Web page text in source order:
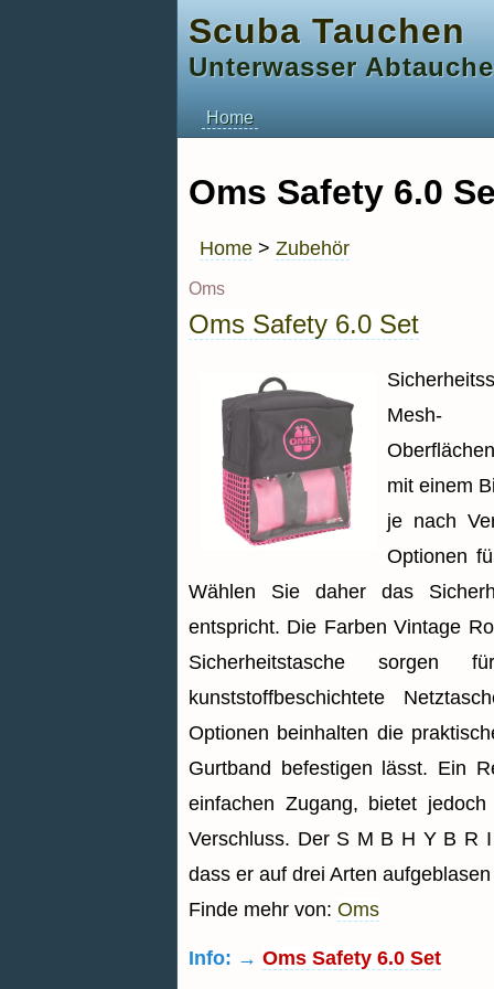
Scuba Tauchen
Unterwasser
Home
Oms Safety 6.0
Home > Zubehör
Oms
Oms Safety 6.0 Set
mit einem
je nach
Optionen
Wählen Sie daher das
entspricht. Die Farben Vintage
Sicherheitstasche
kunststoffbeschichtete
Optionen beinhalten die
Gurtband befestigen lässt. Ein
einfachen Zugang, bietet
Verschluss. Der S M B H Y B R
dass er auf drei Arten
Finde mehr von: Oms
Info: → Oms Safety 6.0 Set